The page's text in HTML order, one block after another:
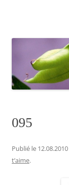
095
Publié le 12.08.2010
t’aime.